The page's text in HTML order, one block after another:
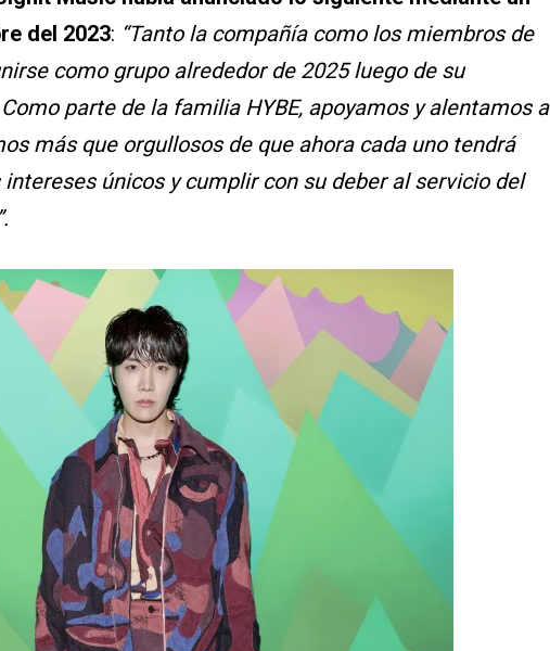
del 2023: “Tanto la compañía como los miembros de
como grupo alrededor de 2025 luego de su
parte de la familia HYBE, apoyamos y alentamos a
más que orgullosos de que ahora cada uno tendrá
únicos y cumplir con su deber al servicio del